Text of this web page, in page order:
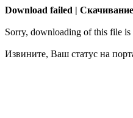
Download failed | Скачивание
Sorry, downloading of this file is
Извините, Ваш статус на